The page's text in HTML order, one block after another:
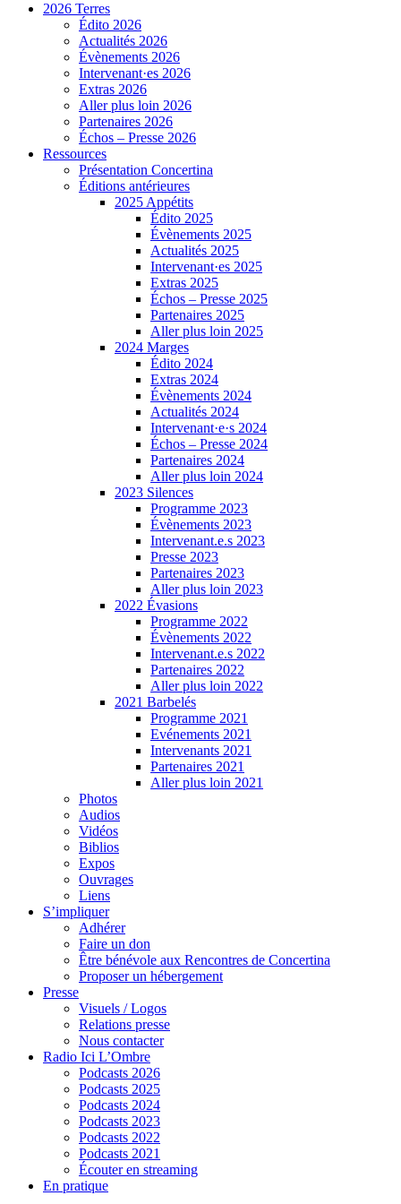
2026 Terres
Édito 2026
Actualités 2026
Évènements 2026
Intervenant·es 2026
Extras 2026
Aller plus loin 2026
Partenaires 2026
Échos – Presse 2026
Ressources
Présentation Concertina
Éditions antérieures
2025 Appétits
Édito 2025
Évènements 2025
Actualités 2025
Intervenant·es 2025
Extras 2025
Échos – Presse 2025
Partenaires 2025
Aller plus loin 2025
2024 Marges
Édito 2024
Extras 2024
Évènements 2024
Actualités 2024
Intervenant·e·s 2024
Échos – Presse 2024
Partenaires 2024
Aller plus loin 2024
2023 Silences
Programme 2023
Évènements 2023
Intervenant.e.s 2023
Presse 2023
Partenaires 2023
Aller plus loin 2023
2022 Évasions
Programme 2022
Évènements 2022
Intervenant.e.s 2022
Partenaires 2022
Aller plus loin 2022
2021 Barbelés
Programme 2021
Evénements 2021
Intervenants 2021
Partenaires 2021
Aller plus loin 2021
Photos
Audios
Vidéos
Biblios
Expos
Ouvrages
Liens
S’impliquer
Adhérer
Faire un don
Être bénévole aux Rencontres de Concertina
Proposer un hébergement
Presse
Visuels / Logos
Relations presse
Nous contacter
Radio Ici L’Ombre
Podcasts 2026
Podcasts 2025
Podcasts 2024
Podcasts 2023
Podcasts 2022
Podcasts 2021
Écouter en streaming
En pratique